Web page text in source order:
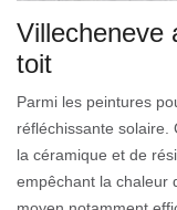
Villecheneve
toit
Parmi les peintures
réfléchissante solaire.
la céramique et de
empêchant la chaleur